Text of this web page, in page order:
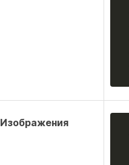
Изображения